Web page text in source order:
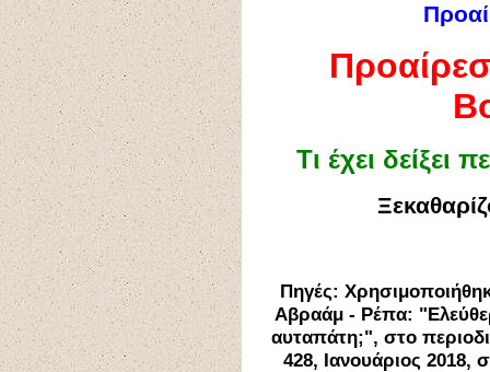
Τι έχει δείξει
Πηγές:
Αβραάμ - Ρέπα: "
αυταπάτη;", στο
428, Ιανουάριος 2018,